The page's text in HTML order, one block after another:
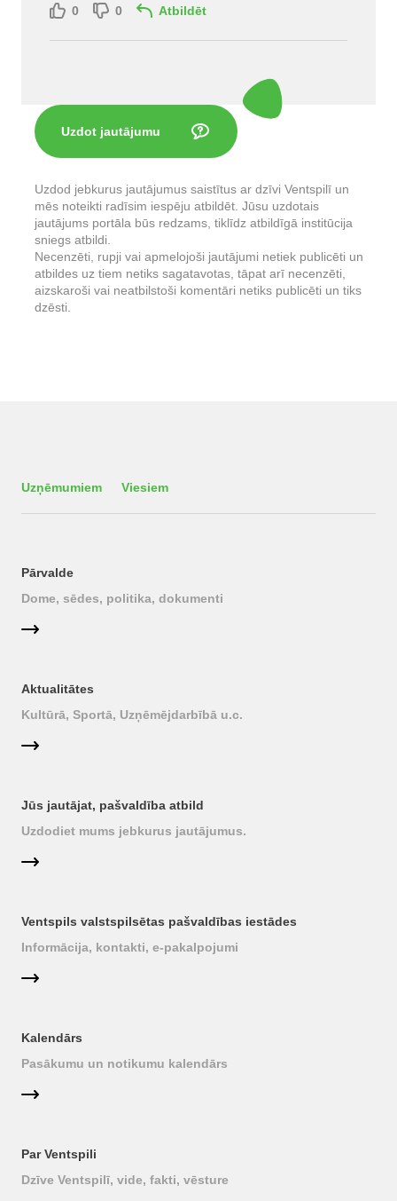
0 0 Atbildēt
Uzdot jautājumu
Uzdod jebkurus jautājumus saistītus ar dzīvi Ventspilī un
mēs noteikti radīsim iespēju atbildēt. Jūsu uzdotais
jautājums portāla būs redzams, tiklīdz atbildīgā institūcija
sniegs atbildi.
Necenzēti, rupji vai apmelojoši jautājumi netiek publicēti un
atbildes uz tiem netiks sagatavotas, tāpat arī necenzēti,
aizskaroši vai neatbilstoši komentāri netiks publicēti un tiks
dzēsti.
Uzņēmumiem Viesiem
Pārvalde
Dome, sēdes, politika, dokumenti
Aktualitātes
Kultūrā, Sportā, Uzņēmējdarbībā u.c.
Jūs jautājat, pašvaldība atbild
Uzdodiet mums jebkurus jautājumus.
Ventspils valstspilsētas pašvaldības iestādes
Informācija, kontakti, e-pakalpojumi
Kalendārs
Pasākumu un notikumu kalendārs
Par Ventspili
Dzīve Ventspilī, vide, fakti, vēsture